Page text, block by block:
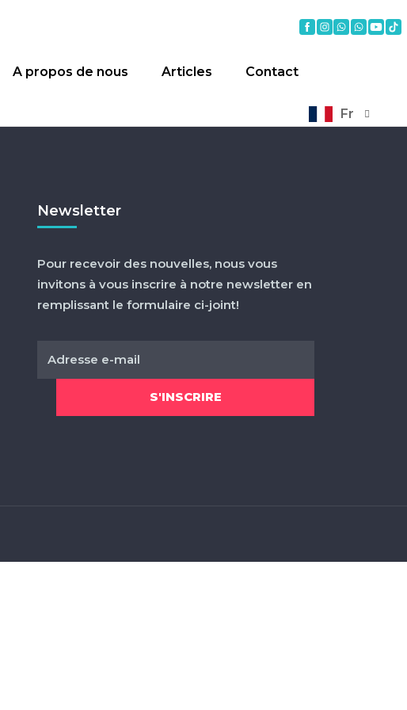
A propos de nous Articles Contact
Fr
Newsletter
Pour recevoir des nouvelles, nous vous
invitons à vous inscrire à notre newsletter en
remplissant le formulaire ci-joint!